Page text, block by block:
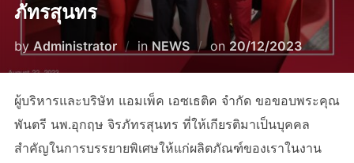
ภัทรสุนทร
by Administrator inNEWS on Posted
20/12/2023
ผู้บริหารและบริษัท แอมเพ็ค เอซเธติค จํากัด ขอขอบพระคุณ
พันตรี นพ.อุกฤษ จิรภัทรสุนทร ที่ให้เกียรติมาเป็นบุคคล
สำคัญในการบรรยายพิเศษให้แก่ผลิตภัณฑ์ของเราในงาน